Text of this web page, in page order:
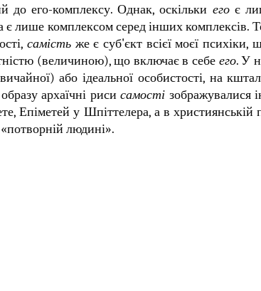
до его-комплексу. Однак, оскільки егоє
є лише комплексом серед інших комплексів.
самість же є суб'єкт всієї моєї психіки,
(величиною), що включає в себе его. У
або ідеальної особистості, на
архаїчні рисисамості зображувалися
Епіметей у Шпіттелера, а в християнській
людині».